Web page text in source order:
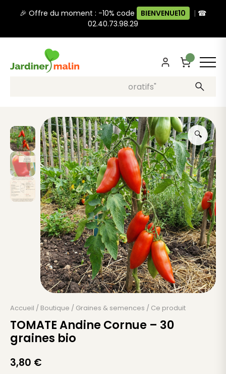
🎉 Offre du moment : -10% code BIENVENUE10 | ☎
02.40.73.98.29
Recherche, ex: "pots décoratifs"
🔍
Accueil / Boutique / Graines & semences / Ce produit
TOMATE Andine Cornue – 30
graines bio
3,80 €